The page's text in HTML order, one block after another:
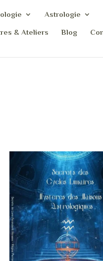
Astrologie
& Ateliers Blog